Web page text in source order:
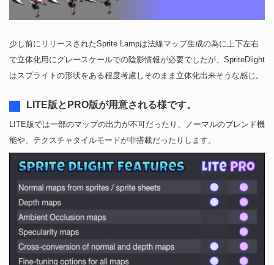
少し前にリリースされたSprite Lampは法線マップ生成の為に上下左右
で立体化用にグレースケールでの陰影情報が必要でしたが、SpriteDlight
はスプライトの形状をある程度考慮しそのまま立体化出来そうな感じ。
LITE版とPRO版が用意される様です。
LITE版では一部のマップの出力が不可だったり、ノーマルのブレンド機
能や、テクスチャタイルモードが非搭載だったりします。